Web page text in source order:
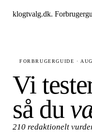
klogtvalg.dk.
FORBRUGERGUIDE ·
Vi
så du
210 redaktionelt